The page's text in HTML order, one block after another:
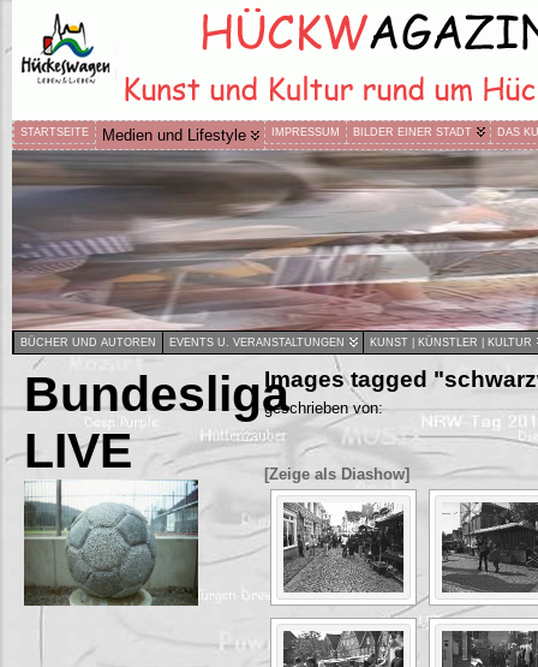
STARTSEITE Medien und Lifestyle IMPRESSUM BILDER EINER STADT DAS
BÜCHER UND AUTOREN EVENTS U. VERANSTALTUNGEN KUNST | KÜNSTLER | KULTUR
Bundesliga
LIVE
Images tagged
geschrieben von:
[Zeige als Diashow]